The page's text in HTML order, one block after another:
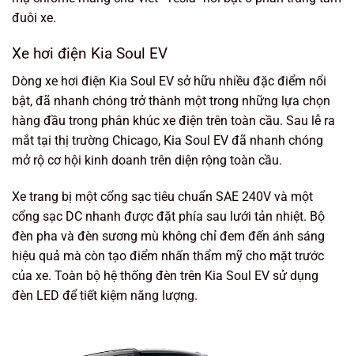
đuôi xe.
Xe hơi điện Kia Soul EV
Dòng xe hơi điện Kia Soul EV sở hữu nhiều đặc điểm nổi
bật, đã nhanh chóng trở thành một trong những lựa chọn
hàng đầu trong phân khúc xe điện trên toàn cầu. Sau lễ ra
mắt tại thị trường Chicago, Kia Soul EV đã nhanh chóng
mở rộ cơ hội kinh doanh trên diện rộng toàn cầu.
Xe trang bị một cổng sạc tiêu chuẩn SAE 240V và một
cổng sạc DC nhanh được đặt phía sau lưới tản nhiệt. Bộ
đèn pha và đèn sương mù không chỉ đem đến ánh sáng
hiệu quả mà còn tạo điểm nhấn thẩm mỹ cho mặt trước
của xe. Toàn bộ hệ thống đèn trên Kia Soul EV sử dụng
đèn LED để tiết kiệm năng lượng.